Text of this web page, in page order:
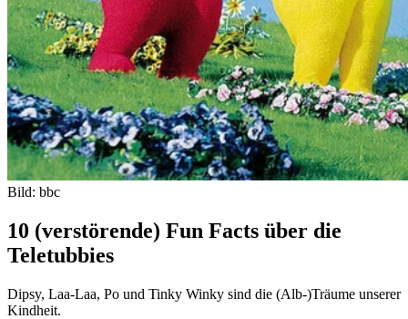
Bild: bbc
10 (verstörende) Fun Facts über die
Teletubbies
Dipsy, Laa-Laa, Po und Tinky Winky sind die (Alb-)Träume unserer
Kindheit.